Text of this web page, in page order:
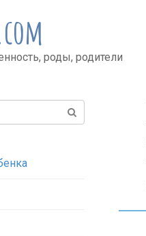
роды, родители